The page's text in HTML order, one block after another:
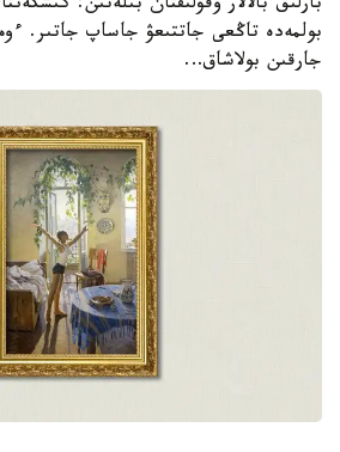
بولمەدە تاڭعى جاتتىعۋ جاساپ جاتىر.
جارقىن بولاشاق…